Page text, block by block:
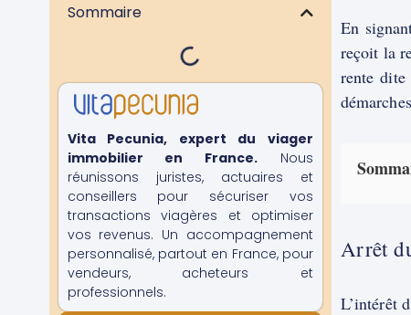
Sommaire
Vita Pecunia, expert du viager
immobilier en France. Nous
réunissons juristes, actuaires et
conseillers pour sécuriser vos
transactions viagères et optimiser
vos revenus. Un accompagnement
personnalisé, partout en France, pour
vendeurs, acheteurs et
professionnels.
En
reçoit la
rente dite
Arrêt
L’intérêt